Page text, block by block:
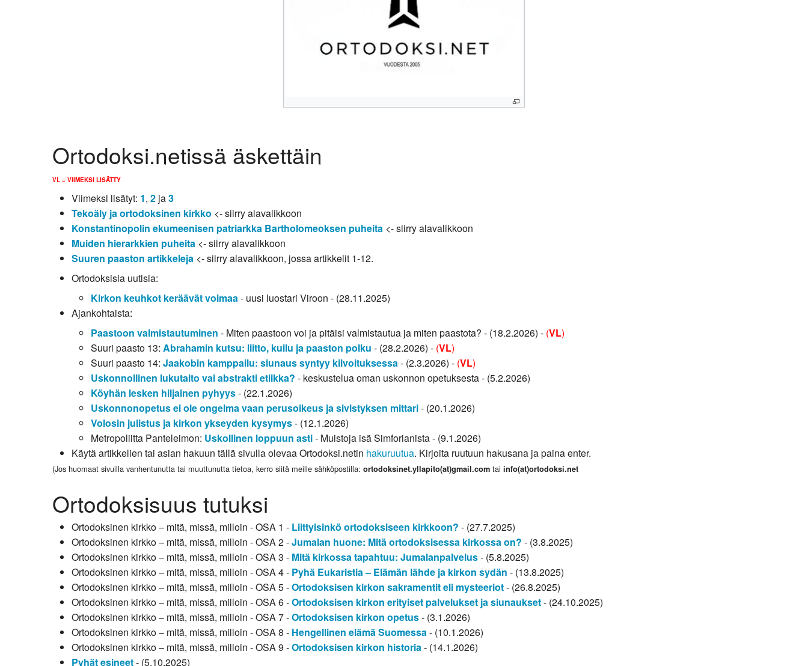
Ortodoksi.netissä äskettäin
VL = VIIMEKSI LISÄTTY
Viimeksi lisätyt: 1, 2 ja3
Tekoäly ja ortodoksinen kirkko <- siirry alavalikkoon
Konstantinopolin ekumeenisen patriarkka Bartholomeoksen puheita <- siirry alavalikkoon
Muiden hierarkkien puheita <- siirry alavalikkoon
Suuren paaston artikkeleja <- siirry alavalikkoon, jossa artikkelit 1-12.
Ortodoksisia uutisia:
Kirkon keuhkot keräävät voimaa- uusi luostari Viroon - (28.11.2025)
Ajankohtaista:
Paastoon valmistautuminen - Miten paastoon voi ja pitäisi valmistautua ja miten paastota? - (18.2.2026) - (VL)
Suuri paasto 13: Abrahamin kutsu: liitto, kuilu ja paaston polku - (28.2.2026) - (VL)
Suuri paasto 14: Jaakobin kamppailu: siunaus syntyy kilvoituksessa- (2.3.2026) - (VL)
Uskonnollinen lukutaito vai abstrakti etiikka? - keskustelua oman uskonnon opetuksesta - (5.2.2026)
Köyhän lesken hiljainen pyhyys- (22.1.2026)
Uskonnonopetus ei ole ongelma vaan perusoikeus ja sivistyksen mittari- (20.1.2026)
Volosin julistus ja kirkon ykseyden kysymys- (12.1.2026)
Metropoliitta Panteleimon: Uskollinen loppuun asti- Muistoja isä Simforianista - (9.1.2026)
Käytä artikkelien tai asian hakuun tällä sivulla olevaa Ortodoksi.netin hakuruutua. Kirjoita ruutuun hakusana ja paina enter.
(Jos huomaat sivuilla vanhentunutta tai muuttunutta tietoa, kerro siitä meille sähköpostilla: ortodoksinet.yllapito(at)gmail.com tai info(at)ortodoksi.net
Ortodoksisuus tutuksi
Ortodoksinen kirkko – mitä, missä, milloin - OSA 1 - Liittyisinkö ortodoksiseen kirkkoon? - (27.7.2025)
Ortodoksinen kirkko – mitä, missä, milloin - OSA 2 -Jumalan huone: Mitä ortodoksisessa kirkossa on? - (3.8.2025)
Ortodoksinen kirkko – mitä, missä, milloin - OSA 3 - Mitä kirkossa tapahtuu: Jumalanpalvelus- (5.8.2025)
Ortodoksinen kirkko – mitä, missä, milloin - OSA 4 - Pyhä Eukaristia – Elämän lähde ja kirkon sydän - (13.8.2025)
Ortodoksinen kirkko – mitä, missä, milloin - OSA 5 -Ortodoksisen kirkon sakramentit eli mysteeriot- (26.8.2025)
Ortodoksinen kirkko – mitä, missä, milloin - OSA 6 -Ortodoksisen kirkon erityiset palvelukset ja siunaukset- (24.10.2025)
Ortodoksinen kirkko – mitä, missä, milloin - OSA 7 -Ortodoksisen kirkon opetus- (3.1.2026)
Ortodoksinen kirkko – mitä, missä, milloin - OSA 8 - Hengellinen elämä Suomessa- (10.1.2026)
Ortodoksinen kirkko – mitä, missä, milloin - OSA 9 -Ortodoksisen kirkon historia- (14.1.2026)
Pyhät esineet- (5.10.2025)